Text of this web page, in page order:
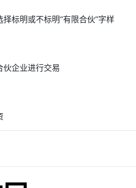
标明或不标明“有限合伙”字样
伙企业进行交易